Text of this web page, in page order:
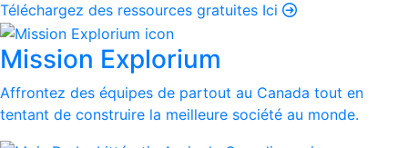
Téléchargez des ressources gratuites Ici
Mission Explorium
Affrontez des équipes de partout au Canada tout en
tentant de construire la meilleure société au monde.